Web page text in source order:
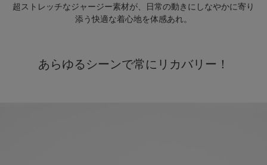
超ストレッチなジャージー素材が、日常の動きにしなやかに寄り
添う快適な着心地を体感あれ。
あらゆるシーンで常にリカバリー！